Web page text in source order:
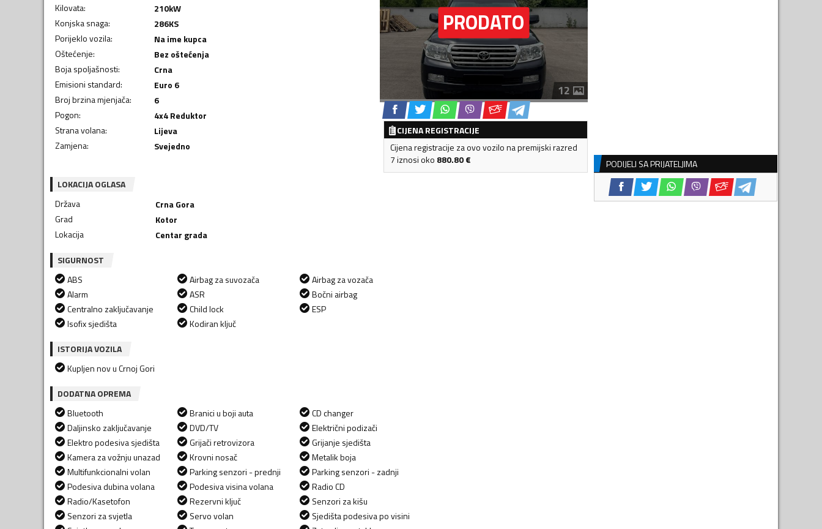
Kilovata: 210kW
Konjska snaga: 286KS
Porijeklo vozila:
Na ime kupca
Oštećenje:
Bez oštećenja
Boja spoljašnosti:
Crna
Emisioni standard:
Euro 6
Broj brzina mjenjača:
6
Pogon:
4x4 Reduktor
Strana volana:
Lijeva
Zamjena: Svejedno
12
CIJENA REGISTRACIJE
Cijena registracije za ovo vozilo na premijski razred
7 iznosi oko 880.80€
LOKACIJA OGLASA
Država
Crna Gora
Grad
Kotor
Lokacija
Centar grada
SIGURNOST
ABS
Alarm
Centralno zaključavanje
Isofix sjedišta
Airbag za suvozača
ASR
Child lock
Kodiran ključ
Airbag za vozača
Bočni airbag
ESP
ISTORIJA VOZILA
Kupljen nov u Crnoj Gori
DODATNA OPREMA
Bluetooth
Daljinsko zaključavanje
Elektro podesiva sjedišta
Kamera za vožnju unazad
Multifunkcionalni volan
Podesiva dubina volana
Radio/Kasetofon
Senzori za svjetla
Branici u boji auta
DVD/TV
Grijači retrovizora
Krovni nosač
Parking senzori - prednji
Podesiva visina volana
Rezervni ključ
Servo volan
CD changer
Električni podizači
Grijanje sjedišta
Metalik boja
Parking senzori - zadnji
Radio CD
Senzori za kišu
Sjedišta podesiva po visini
PODIJELI SA PRIJATELJIMA